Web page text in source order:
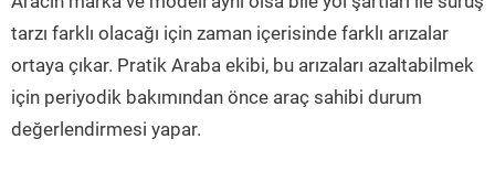
tarzı farklı olacağı için zaman içerisinde farklı arızalar
ortaya çıkar. Pratik Araba ekibi, bu arızaları azaltabilmek
için periyodik bakımından önce araç sahibi durum
değerlendirmesi yapar.